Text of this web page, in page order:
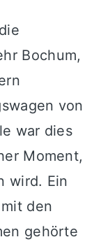
Bochum,
von
war dies
Moment,
wird. Ein
den
gehörte